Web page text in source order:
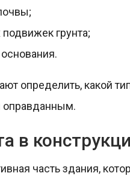
грунта;
определить, какой
в
часть здания,